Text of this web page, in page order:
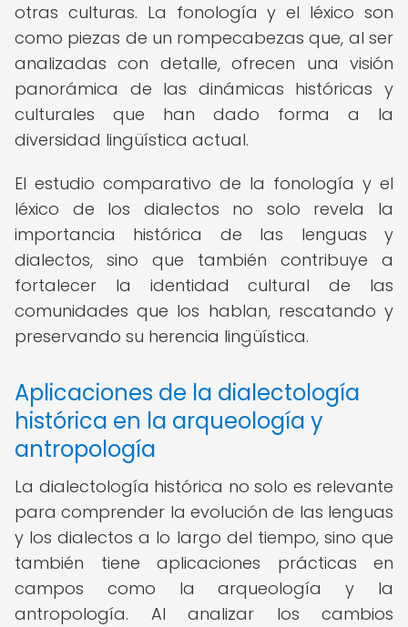
otras culturas. La fonología y el léxico son
como piezas de un rompecabezas que, al ser
analizadas con detalle, ofrecen una visión
panorámica de las dinámicas históricas y
culturales que han dado forma a la
diversidad lingüística actual.
El estudio comparativo de la fonología y el
léxico de los dialectos no solo revela la
importancia histórica de las lenguas y
dialectos, sino que también contribuye a
fortalecer la identidad cultural de las
comunidades que los hablan, rescatando y
preservando su herencia lingüística.
Aplicaciones de la dialectología
histórica en la arqueología y
antropología
La dialectología histórica no solo es relevante
para comprender la evolución de las lenguas
y los dialectos a lo largo del tiempo, sino que
también tiene aplicaciones prácticas en
campos como la arqueología y la
antropología. Al analizar los cambios